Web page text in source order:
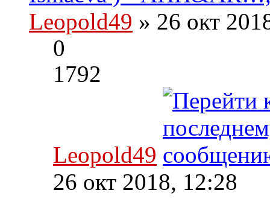
Leopold49 » 26 окт
0
1792
Leopold49
26 окт 2018, 12:28